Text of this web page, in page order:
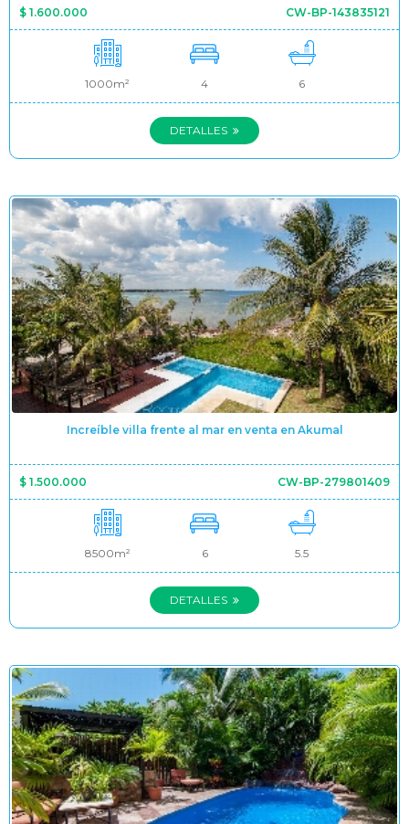
$ 1.600.000 CW-BP-143835121
1000m² 4 6
DETALLES
Increíble villa frente al mar en venta en Akumal
$ 1.500.000 CW-BP-279801409
8500m² 6 5.5
DETALLES